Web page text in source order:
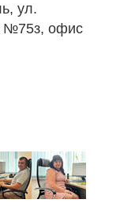
ул.
№75з, офис